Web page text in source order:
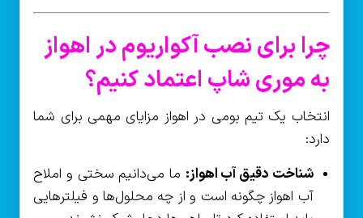
چرا برای نصب آکواریوم در اهواز
به موری شاپ اعتماد کنیم؟
انتخاب یک تیم بومی در اهواز مزایای مهمی برای شما
دارد:
شناخت دقیق آب اهواز: ما می‌دانیم سختی و املاح
آب اهواز چگونه است و از چه محلول‌ها و فیلترهایی